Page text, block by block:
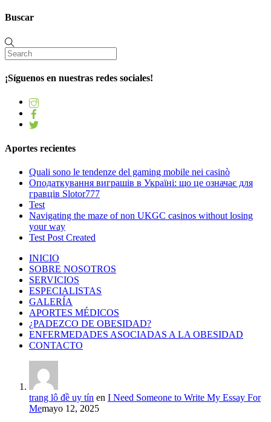
Buscar
¡Síguenos en nuestras redes sociales!
Aportes recientes
Quali sono le tendenze del gaming mobile nei casinò
Оподаткування виграшів в Україні: що це означає для
гравців Slotor777
Test
Navigating the maze of non UKGC casinos without losing
your way
Test Post Created
INICIO
SOBRE NOSOTROS
SERVICIOS
ESPECIALISTAS
GALERÍA
APORTES MÉDICOS
¿PADEZCO DE OBESIDAD?
ENFERMEDADES ASOCIADAS A LA OBESIDAD
CONTACTO
trang lô đề uy tín en I Need Someone to Write My Essay For
Memayo 12, 2025